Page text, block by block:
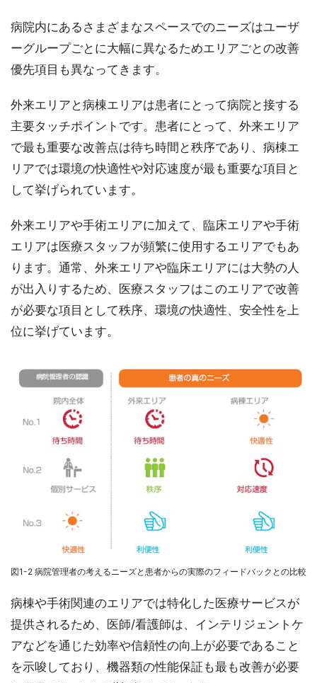
病院内にあるさまざまなスペースでのニーズはユーザ
ーグループごとに大幅に異なるためエリアごとの改善
優先項目も異なってきます。
外来エリアと病棟エリアは患者にとって病院と接する
主要タッチポイントです。患者にとって、外来エリア
で最も重要な改善点は待ち時間と秩序であり、病棟エ
リアでは環境の快適性や対応速度が最も重要な項目と
して挙げられています。
外来エリアや手術エリアに加えて、臨床エリアや手術
エリアは医療スタッフが頻繁に使用するエリアでもあ
ります。通常、外来エリアや臨床エリアには大勢の人
が出入りするため、医療スタッフはこのエリアで改善
が必要な項目として秩序、環境の快適性、安全性を上
位に挙げています。
図1-2 病院管理者の考えるニーズと患者からの実際のフィードバックとの比較
病棟や手術関連のエリアでは特化した医療サービスが
提供されるため、医師/看護師は、インテリジェントケ
アなどを通じた効率や信頼性の向上が必要であること
を示唆しており、機器類の性能保証も最も改善が必要